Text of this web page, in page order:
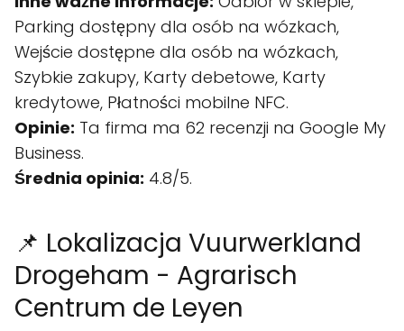
Parking dostępny dla osób na wózkach,
Wejście dostępne dla osób na wózkach,
Szybkie zakupy, Karty debetowe, Karty
kredytowe, Płatności mobilne NFC.
Opinie: Ta firma ma 62 recenzji na Google My
Business.
Średnia opinia: 4.8/5.
📌 Lokalizacja Vuurwerkland
Drogeham - Agrarisch
Centrum de Leyen